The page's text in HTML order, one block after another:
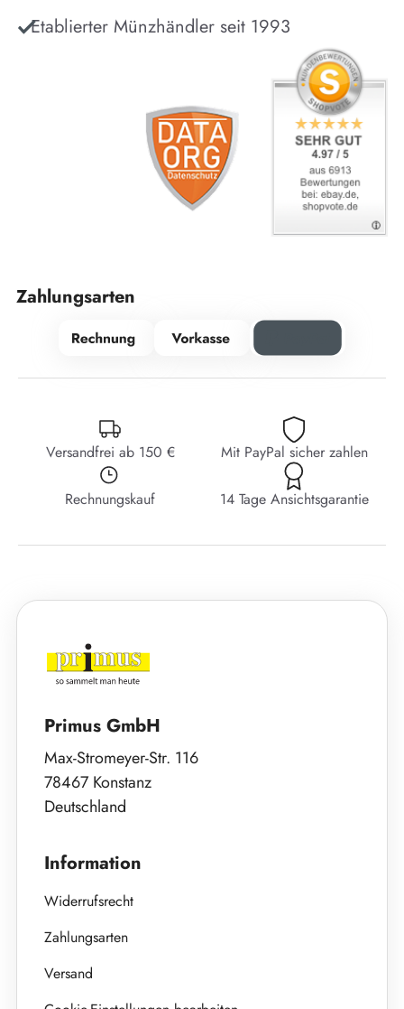
Etablierter Münzhändler seit 1993
Zahlungsarten
Versandfrei ab 150 € Mit PayPal sicher zahlen
Rechnungskauf 14 Tage Ansichtsgarantie
Primus GmbH
Max-Stromeyer-Str. 116
78467 Konstanz
Deutschland
Information
Widerrufsrecht
Zahlungsarten
Versand